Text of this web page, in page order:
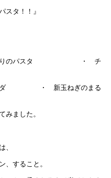
スタ！！』
のパスタ ・ チ
新玉ねぎのまる
みました。
、
、すること。